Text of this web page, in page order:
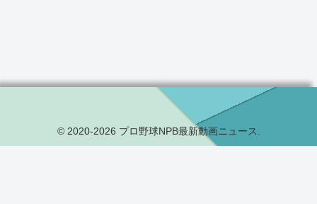
© 2020-2026 プロ野球NPB最新動画ニュース.